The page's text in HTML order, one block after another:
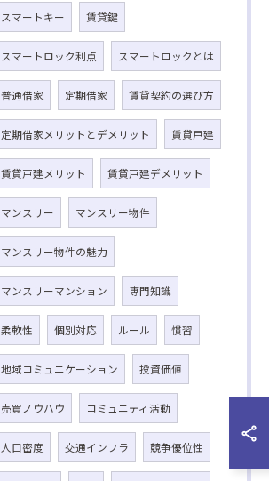
スマートキー 賃貸鍵
スマートロック利点 スマートロックとは
普通借家 定期借家 賃貸契約の選び方
定期借家メリットとデメリット 賃貸戸建
賃貸戸建メリット 賃貸戸建デメリット
マンスリー マンスリー物件
マンスリー物件の魅力
マンスリーマンション 専門知識
柔軟性 個別対応 ルール 慣習
地域コミュニケーション 投資価値
売買ノウハウ コミュニティ活動
人口密度 交通インフラ 競争優位性